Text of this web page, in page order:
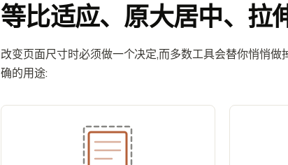
等比适应、原大居中、拉
改变页面尺寸时必须做一个决定,而多数工具会替你悄悄
确的用途: